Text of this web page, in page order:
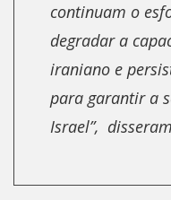
continuam o
degradar a
iraniano e
para garantir a
Israel”,